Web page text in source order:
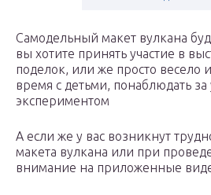
Самодельный макет вулкана
вы хотите принять участие в
поделок, или же просто весело
время с детьми, понаблюдать
экспериментом
А если же у вас возникнут
макета вулкана или при
внимание на приложенные